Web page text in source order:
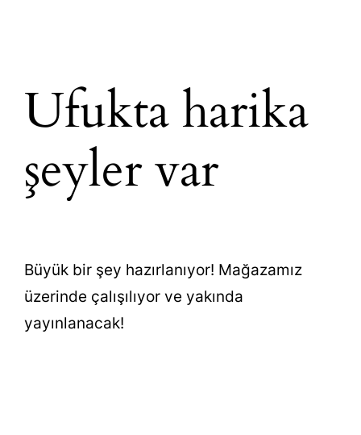
Ufukta harika
şeyler var
Büyük bir şey hazırlanıyor! Mağazamız
üzerinde çalışılıyor ve yakında
yayınlanacak!